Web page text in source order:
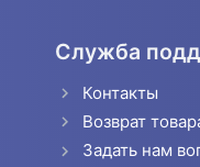
Служба
Контакты
Возврат
Задать нам